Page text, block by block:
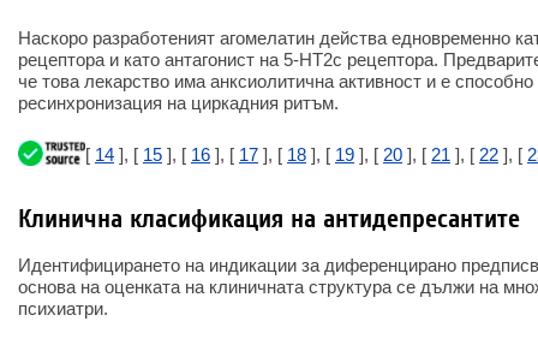
Наскоро разработеният агомелатин действа едновременно
рецептора и като антагонист на 5-HT2c рецептора.
че това лекарство има анксиолитична активност и е
ресинхронизация на циркадния ритъм.
[ 14 ], [ 15 ], [ 16 ], [ 17 ], [ 18 ], [ 19 ], [ 20 ], [ 21 ], [ 22 ], [
Клинична класификация на антидепресантите
Идентифицирането на индикации за диференцирано
основа на оценката на клиничната структура се дължи на
психиатри.